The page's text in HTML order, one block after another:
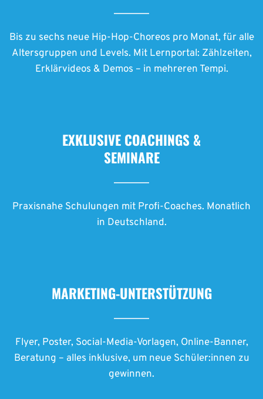
Bis zu sechs neue Hip-Hop-Choreos pro Monat, für alle
Altersgruppen und Levels. Mit Lernportal: Zählzeiten,
Erklärvideos & Demos – in mehreren Tempi.
EXKLUSIVE COACHINGS &
SEMINARE
Praxisnahe Schulungen mit Profi-Coaches. Monatlich
in Deutschland.
MARKETING-UNTERSTÜTZUNG
Flyer, Poster, Social-Media-Vorlagen, Online-Banner,
Beratung – alles inklusive, um neue Schüler:innen zu
gewinnen.